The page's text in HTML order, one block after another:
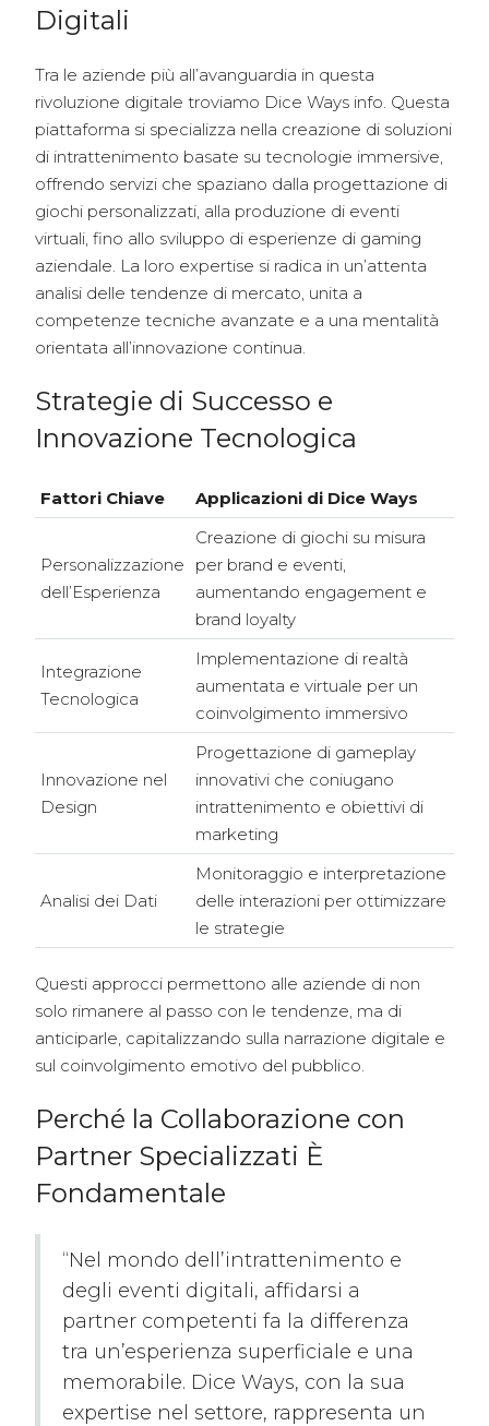
Digitali
Tra le aziende più all’avanguardia in questa
rivoluzione digitale troviamo Dice Ways info. Questa
piattaforma si specializza nella creazione di soluzioni
di intrattenimento basate su tecnologie immersive,
offrendo servizi che spaziano dalla progettazione di
giochi personalizzati, alla produzione di eventi
virtuali, fino allo sviluppo di esperienze di gaming
aziendale. La loro expertise si radica in un’attenta
analisi delle tendenze di mercato, unita a
competenze tecniche avanzate e a una mentalità
orientata all’innovazione continua.
Strategie di Successo e
Innovazione Tecnologica
Fattori Chiave Applicazioni di Dice Ways
Personalizzazione
dell’Esperienza
Creazione di giochi su misura
per brand e eventi,
aumentando engagement e
brand loyalty
Integrazione
Tecnologica
Implementazione di realtà
aumentata e virtuale per un
coinvolgimento immersivo
Innovazione nel
Design
Progettazione di gameplay
innovativi che coniugano
intrattenimento e obiettivi di
marketing
Analisi dei Dati
Monitoraggio e interpretazione
delle interazioni per ottimizzare
le strategie
Questi approcci permettono alle aziende di non
solo rimanere al passo con le tendenze, ma di
anticiparle, capitalizzando sulla narrazione digitale e
sul coinvolgimento emotivo del pubblico.
Perché la Collaborazione con
Partner Specializzati È
Fondamentale
“Nel mondo dell’intrattenimento e
degli eventi digitali, affidarsi a
partner competenti fa la differenza
tra un’esperienza superficiale e una
memorabile. Dice Ways, con la sua
expertise nel settore, rappresenta un